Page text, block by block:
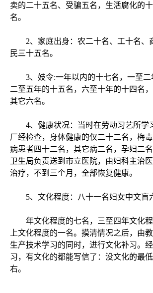
卖的二十五名、受骗五名，生活腐化的
名。
2、家庭出身：农二十名、工十名、
民三十五名。
3、妓令:一年以内的十七名，一至二
二至五年的十五名，六至十年的十四名
其它六名。
4、健康状况：当时在劳动习艺所学
厂经检查，身体健康的仅二十二名，梅
病患者四十二名，其它病二名，孕妇二
卫生局负责送到市立医院，由妇科主治
治疗，不到三个月，全部恢复健康。
5、文化程度：八十一名妇女中文盲
年文化程度的七名，三至四年文化程
上文化程度的一名。摸清情况之后，由
生产技术学习的同时，进行文化补习。
习，有文化的都能写信了：没文化的最
右。